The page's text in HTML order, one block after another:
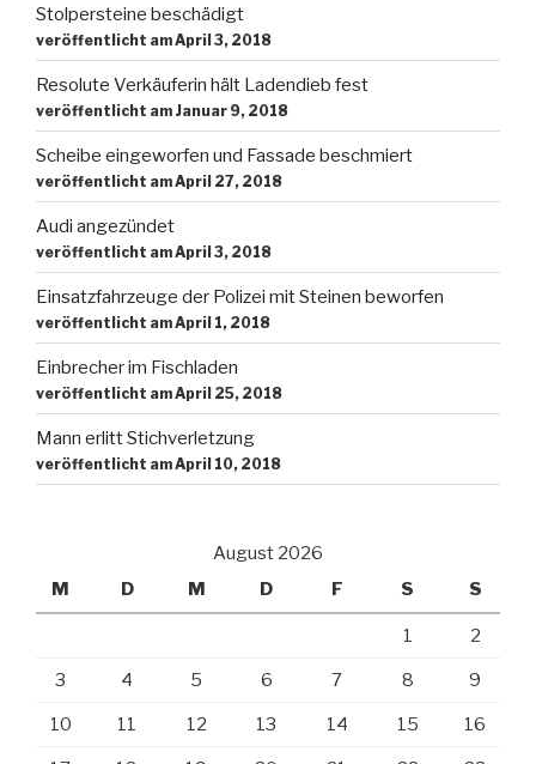
Stolpersteine beschädigt
veröffentlicht am April 3, 2018
Resolute Verkäuferin hält Ladendieb fest
veröffentlicht am Januar 9, 2018
Scheibe eingeworfen und Fassade beschmiert
veröffentlicht am April 27, 2018
Audi angezündet
veröffentlicht am April 3, 2018
Einsatzfahrzeuge der Polizei mit Steinen beworfen
veröffentlicht am April 1, 2018
Einbrecher im Fischladen
veröffentlicht am April 25, 2018
Mann erlitt Stichverletzung
veröffentlicht am April 10, 2018
August 2026
M
D M D F S S
1 2
3 4 5 6 7 8 9
10 11 12 13 14 15 16